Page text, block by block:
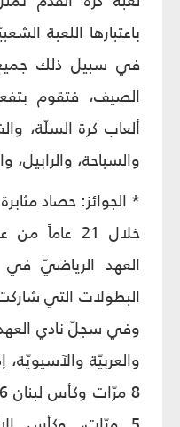
باعتبارها اللعبة
في سبيل ذلك
الصيف، فتقوم
ألعاب كرة السلّة،
والسباحة، والرابيل،
* الجوائز: حصاد مثابرة
خلال 21
العهد الرياضيّ
البطولات التي
وفي سجلّ نادي العهد
والعربيّة